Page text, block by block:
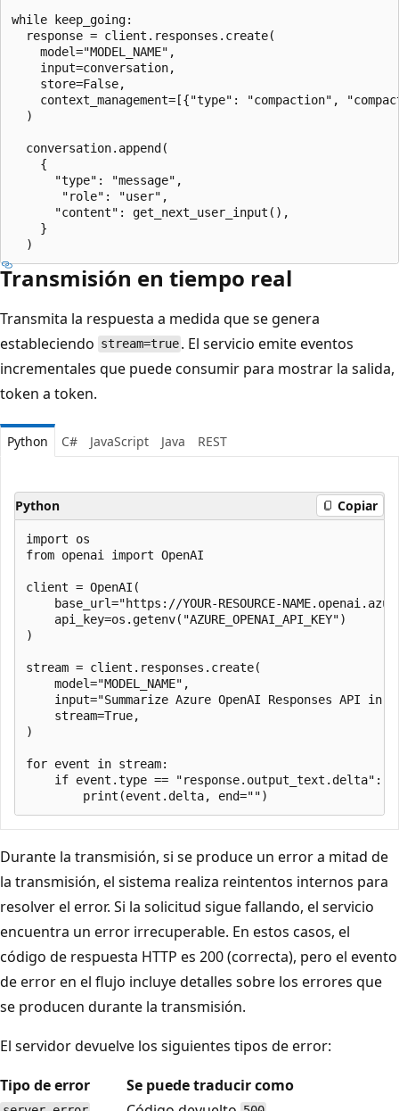
while keep_going:
  response = client.responses.create(
    model="MODEL_NAME",
    input=conversation,
    store=False,
context_management=[{"type": "compaction",
  )
  conversation.append(
    {
      "type": "message",
       "role": "user",
      "content": get_next_user_input(),
    }
Transmisión en tiempo real
Transmita la respuesta a medida que se genera
estableciendo stream=true . El servicio emite eventos
incrementales que puede consumir para mostrar la salida,
token a token.
Python C# JavaScript Java REST
Python Copiar
import os
from openai import OpenAI
client = OpenAI(
base_url="https://YOUR-RESOURCE-
    api_key=os.getenv("AZURE_OPENAI_API_KEY")
)
stream = client.responses.create(
    model="MODEL_NAME",
input="Summarize Azure OpenAI Responses API in
    stream=True,
)
for event in stream:
    if event.type == "response.output_text.delta":
Durante la transmisión, si se produce un error a mitad de
la transmisión, el sistema realiza reintentos internos para
resolver el error. Si la solicitud sigue fallando, el servicio
encuentra un error irrecuperable. En estos casos, el
código de respuesta HTTP es 200 (correcta), pero el evento
de error en el flujo incluye detalles sobre los errores que
se producen durante la transmisión.
El servidor devuelve los siguientes tipos de error:
Tipo de error
Se puede traducir como